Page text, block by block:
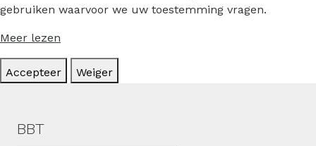
gebruiken waarvoor we uw toestemming vragen.
Meer lezen
Accepteer Weiger
Hoofdmenu
BBT